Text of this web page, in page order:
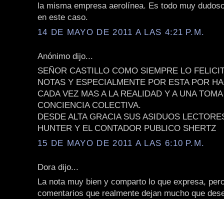
la misma empresa aerolínea. Es todo muy
en este caso.
14 DE MAYO DE 2011 A LAS 4:21 P.M.
Anónimo dijo...
SEÑOR CASTILLO COMO SIEMPRE LO
NOTAS Y ESPECIALMENTE POR ESTA POR
CADA VEZ MAS A LA REALIDAD Y A UNA
CONCIENCIA COLECTIVA.
DESDE ALTA GRACIA SUS ASIDUOS
HUNTER Y EL CONTADOR PUBLICO SHERTZ
15 DE MAYO DE 2011 A LAS 6:10 P.M.
Dora dijo...
La nota muy bien y comparto lo que expresa,
comentarios que realmente dejan mucho que